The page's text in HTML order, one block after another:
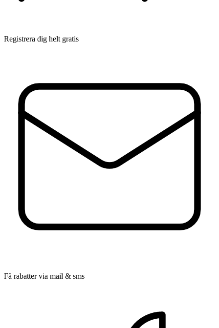
Registrera dig helt gratis
Få rabatter via mail & sms